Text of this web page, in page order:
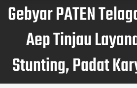
Gebyar PATEN
Aep Tinjau
Stunting, Padat